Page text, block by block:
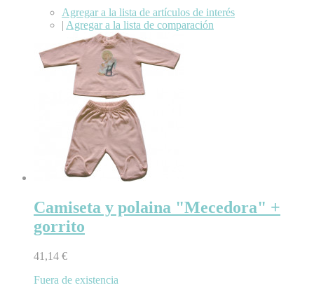
Agregar a la lista de artículos de interés
| Agregar a la lista de comparación
Camiseta y polaina "Mecedora" +
gorrito
41,14 €
Fuera de existencia